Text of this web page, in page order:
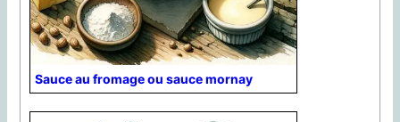
Sauce au fromage ou sauce mornay